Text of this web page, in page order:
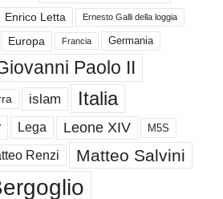
Enrico Letta Ernesto Galli della loggia
Europa Francia Germania
Paolo II
islam Italia
Lega Leone XIV M5S
Renzi Matteo Salvini